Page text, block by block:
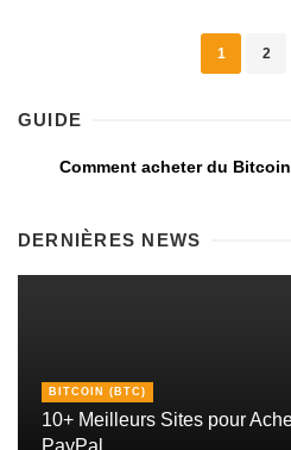
1 2
GUIDE
Comment acheter du Bitcoin
DERNIÈRES NEWS
BITCOIN (BTC)
10+ Meilleurs Sites pour